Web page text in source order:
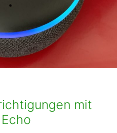
mit